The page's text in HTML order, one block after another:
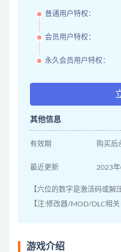
普通用户特权：
会员用户特权：
永久会员用户特权：
其他信息
有效期 购买后
最近更新 2023
【六位的数字是激活码或解
【注:修改器/MOD/DLC相关
游戏介绍